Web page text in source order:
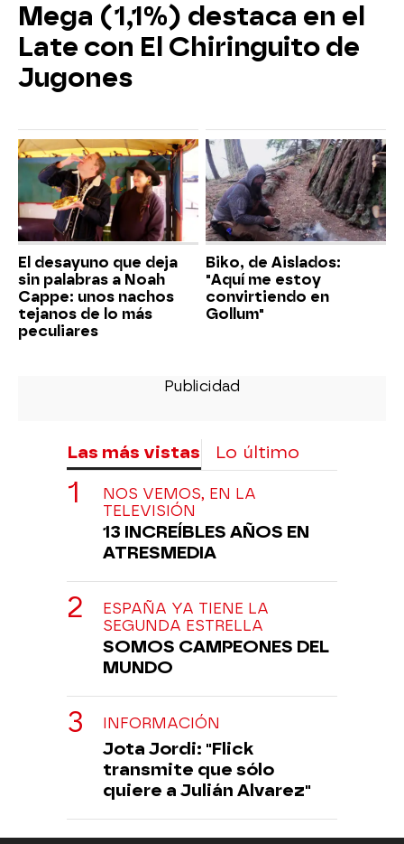
Mega (1,1%) destaca en el
Late con El Chiringuito de
Jugones
El desayuno que deja
sin palabras a Noah
Cappe: unos nachos
tejanos de lo más
peculiares
Biko, de Aislados:
"Aquí me estoy
convirtiendo en
Gollum"
Las más vistas Lo último
NOS VEMOS, EN LA
TELEVISIÓN
13 INCREÍBLES AÑOS EN
ATRESMEDIA
ESPAÑA YA TIENE LA
SEGUNDA ESTRELLA
SOMOS CAMPEONES DEL
MUNDO
INFORMACIÓN
Jota Jordi: "Flick
transmite que sólo
quiere a Julián Alvarez"